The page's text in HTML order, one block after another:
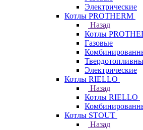
Электрические
Котлы PROTHERM
Назад
Котлы
Газовые
Электрические
Котлы RIELLO
Назад
Котлы RIELLO
Котлы STOUT
Назад